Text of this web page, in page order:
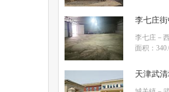
李七庄
李七庄 －
面积：
天津武